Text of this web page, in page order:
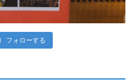
フォローする